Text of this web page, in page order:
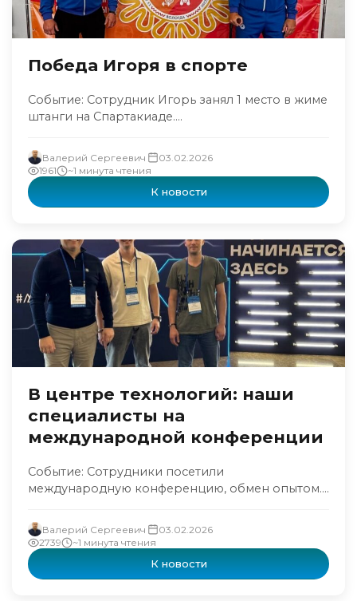
Победа Игоря в спорте
Событие: Сотрудник Игорь занял 1 место в жиме
штанги на Спартакиаде....
Валерий Сергеевич
03.02.2026
1961
~1 минута чтения
К новости
В центре технологий: наши
специалисты на
международной конференции
Событие: Сотрудники посетили
международную конференцию, обмен опытом....
Валерий Сергеевич
03.02.2026
2739
~1 минута чтения
К новости